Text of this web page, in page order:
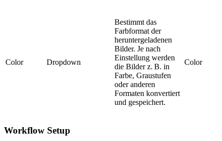
Color Dropdown
Bestimmt das
Farbformat der
heruntergeladenen
Bilder. Je nach
Einstellung werden
die Bilder z. B. in
Farbe, Graustufen
oder anderen
Formaten konvertiert
und gespeichert.
Color
Workflow Setup